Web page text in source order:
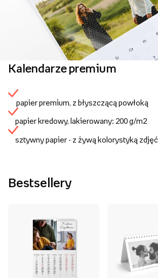
Kalendarze premium
papier premium, z błyszczącą powłoką
papier kredowy, lakierowany: 200 g/m2
sztywny papier - z żywą kolorystyką zdjęć
Bestsellery